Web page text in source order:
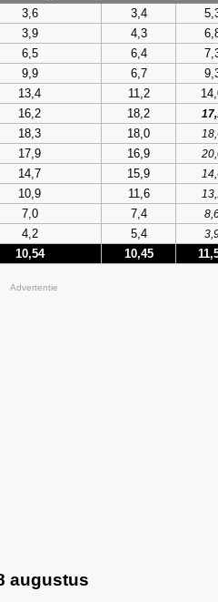
3,6 3,4
3,9 4,3
6,5 6,4
9,9 6,7
13,4 11,2
16,2 18,2
18,3 18,0
17,9 16,9
14,7 15,9
10,9 11,6
7,0 7,4
4,2 5,4
10,54 10,45
Advertentie
augustus